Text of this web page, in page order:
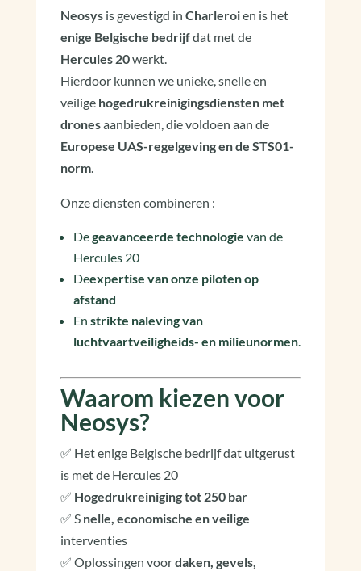
Neosysis gevestigd in Charleroien is het
enige Belgische bedrijfdat met de
Hercules 20werkt.
Hierdoor kunnen we unieke, snelle en
veilige hogedrukreinigingsdiensten met
dronesaanbieden, die voldoen aan de
Europese UAS-regelgeving en de STS01-
norm.
Onze diensten combineren :
Degeavanceerde technologie van de
Hercules 20
Deexpertise van onze piloten op
afstand
En strikte naleving van
luchtvaartveiligheids- en milieunormen.
Waarom kiezen voor
Neosys?
✅ Het enige Belgische bedrijf dat uitgerust
is met de Hercules 20
✅ Hogedrukreiniging tot 250 bar
✅ S nelle, economische en veilige
interventies
✅ Oplossingen voordaken, gevels,